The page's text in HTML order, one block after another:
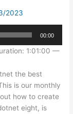
2023
00:00
1:01:00 —
the best
is our monthly
how to create
eight, is